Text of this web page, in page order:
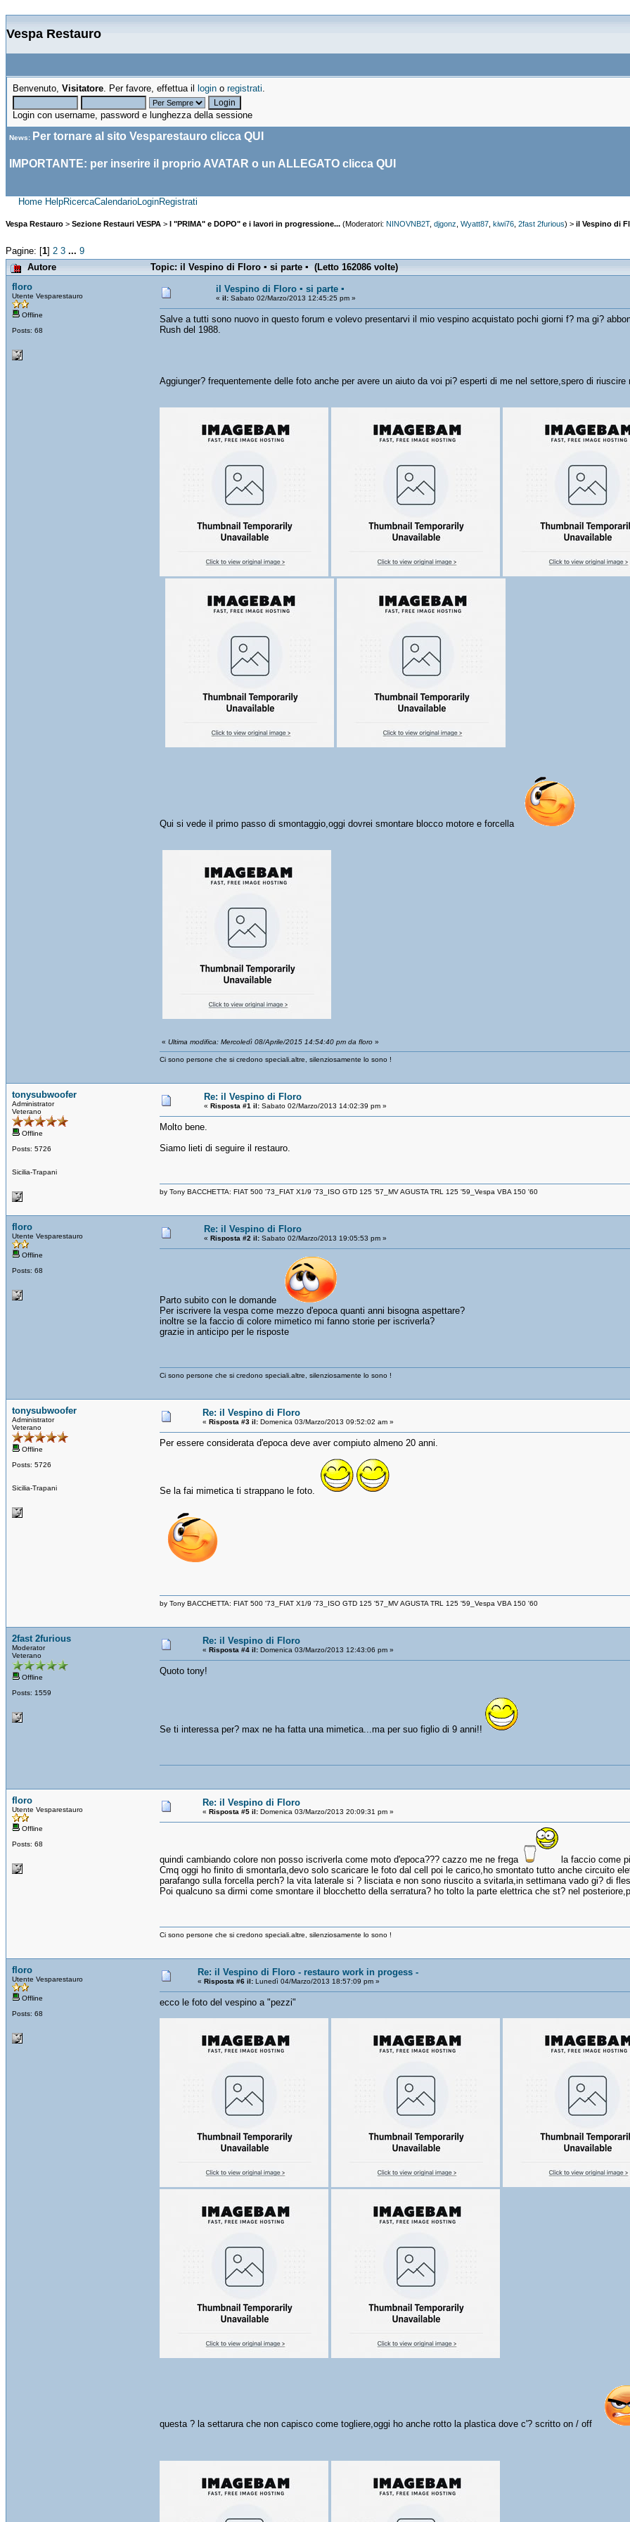
Vespa Restauro
Benvenuto, Visitatore. Per favore, effettua il login o registrati.
Login con username, password e lunghezza della sessione
News: Per tornare al sito Vesparestauro clicca QUI
IMPORTANTE: per inserire il proprio AVATAR o un ALLEGATO clicca QUI
Home HelpRicercaCalendarioLoginRegistrati
Vespa Restauro > Sezione Restauri VESPA > I "PRIMA" e DOPO" e i lavori in progressione... (Moderatori: NINOVNB2T, djgonz Wyatt87 kiwi76 2fast 2furious) > il Vespino di
Pagine: [1] 2 3 ... 9
Autore
Topic: il Vespino di Floro ▪ si parte ▪ (Letto 162086 volte)
floro
Utente Vesparestauro
Offline
Posts: 68
il Vespino di Floro ▪ si parte ▪
« il: Sabato 02/Marzo/2013 12:45:25 pm »
Salve a tutti sono nuovo in questo forum e volevo presentarvi il mio vespino acquistato pochi giorni f? ma gi?
Rush del 1988.
Aggiunger? frequentemente delle foto anche per avere un aiuto da voi pi? esperti di me nel settore,spero di riuscire
Qui si vede il primo passo di smontaggio,oggi dovrei smontare blocco motore e forcella
« Ultima modifica: Mercoledì 08/Aprile/2015 14:54:40 pm da floro »
Ci sono persone che si credono speciali.altre, silenziosamente lo sono !
tonysubwoofer
Administrator
Veterano
Offline
Posts: 5726
Sicilia-Trapani
Re: il Vespino di Floro
« Risposta #1 il: Sabato 02/Marzo/2013 14:02:39 pm »
Molto bene.
Siamo lieti di seguire il restauro.
by Tony BACCHETTA: FIAT 500 '73_FIAT X1/9 '73_ISO GTD 125 '57_MV AGUSTA TRL 125 '59_Vespa VBA 150 '60
floro
Utente Vesparestauro
Offline
Posts: 68
Re: il Vespino di Floro
« Risposta #2 il: Sabato 02/Marzo/2013 19:05:53 pm »
Parto subito con le domande
Per iscrivere la vespa come mezzo d'epoca quanti anni bisogna aspettare?
inoltre se la faccio di colore mimetico mi fanno storie per iscriverla?
grazie in anticipo per le risposte
Ci sono persone che si credono speciali.altre, silenziosamente lo sono !
tonysubwoofer
Administrator
Veterano
Offline
Posts: 5726
Sicilia-Trapani
Re: il Vespino di Floro
« Risposta #3 il: Domenica 03/Marzo/2013 09:52:02 am »
Per essere considerata d'epoca deve aver compiuto almeno 20 anni.
Se la fai mimetica ti strappano le foto.
by Tony BACCHETTA: FIAT 500 '73_FIAT X1/9 '73_ISO GTD 125 '57_MV AGUSTA TRL 125 '59_Vespa VBA 150 '60
2fast 2furious
Moderator
Veterano
Offline
Posts: 1559
Re: il Vespino di Floro
« Risposta #4 il: Domenica 03/Marzo/2013 12:43:06 pm »
Quoto tony!
Se ti interessa per? max ne ha fatta una mimetica...ma per suo figlio di 9 anni!!
floro
Utente Vesparestauro
Offline
Posts: 68
Re: il Vespino di Floro
« Risposta #5 il: Domenica 03/Marzo/2013 20:09:31 pm »
quindi cambiando colore non posso iscriverla come moto d'epoca??? cazzo me ne frega
la faccio come
Cmq oggi ho finito di smontarla,devo solo scaricare le foto dal cell poi le carico,ho smontato tutto anche circuito
parafango sulla forcella perch? la vita laterale si ? lisciata e non sono riuscito a svitarla,in settimana vado gi? di
Poi qualcuno sa dirmi come smontare il blocchetto della serratura? ho tolto la parte elettrica che st? nel
Ci sono persone che si credono speciali.altre, silenziosamente lo sono !
floro
Utente Vesparestauro
Offline
Posts: 68
Re: il Vespino di Floro - restauro work in progess -
« Risposta #6 il: Lunedì 04/Marzo/2013 18:57:09 pm »
ecco le foto del vespino a "pezzi"
questa ? la settarura che non capisco come togliere,oggi ho anche rotto la plastica dove c'? scritto on / off